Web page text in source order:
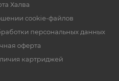
Халва
cookie-файлов
персональных данных
оферта
картриджей